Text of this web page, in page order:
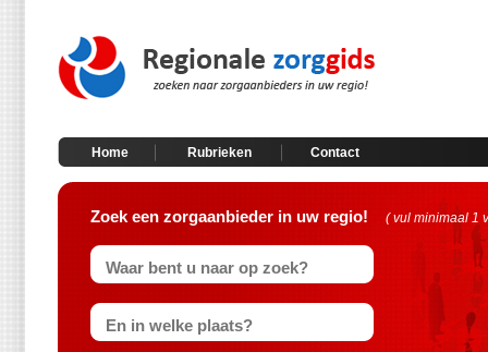
Home Rubrieken Contact
Zoek een zorgaanbieder in uw regio! ( vul minimaal 1